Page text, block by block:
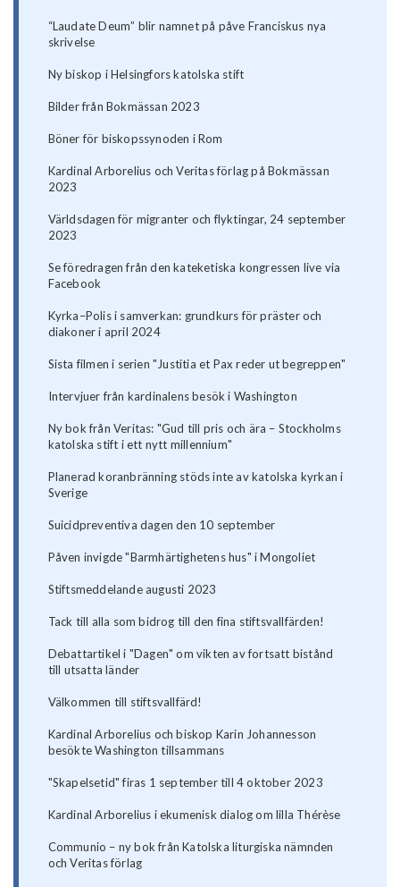
“Laudate Deum” blir namnet på påve Franciskus nya
skrivelse
Ny biskop i Helsingfors katolska stift
Bilder från Bokmässan 2023
Böner för biskopssynoden i Rom
Kardinal Arborelius och Veritas förlag på Bokmässan
2023
Världsdagen för migranter och flyktingar, 24 september
2023
Se föredragen från den kateketiska kongressen live via
Facebook
Kyrka–Polis i samverkan: grundkurs för präster och
diakoner i april 2024
Sista filmen i serien "Justitia et Pax reder ut begreppen"
Intervjuer från kardinalens besök i Washington
Ny bok från Veritas: "Gud till pris och ära – Stockholms
katolska stift i ett nytt millennium"
Planerad koranbränning stöds inte av katolska kyrkan i
Sverige
Suicidpreventiva dagen den 10 september
Påven invigde "Barmhärtighetens hus" i Mongoliet
Stiftsmeddelande augusti 2023
Tack till alla som bidrog till den fina stiftsvallfärden!
Debattartikel i "Dagen" om vikten av fortsatt bistånd
till utsatta länder
Välkommen till stiftsvallfärd!
Kardinal Arborelius och biskop Karin Johannesson
besökte Washington tillsammans
"Skapelsetid" firas 1 september till 4 oktober 2023
Kardinal Arborelius i ekumenisk dialog om lilla Thérèse
Communio – ny bok från Katolska liturgiska nämnden
och Veritas förlag